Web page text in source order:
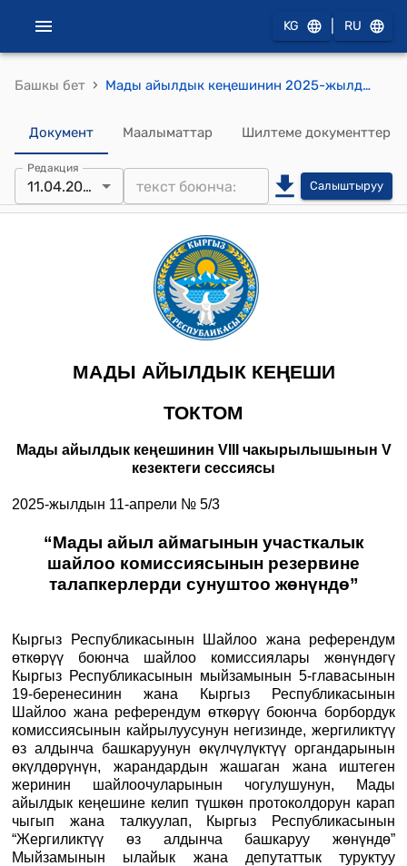
KG RU
Башкы бет › Мады айылдык кеңешинин 2025-жылдын 11-апрели № 5/3 “Мады айыл аймагынын участкалык шайлоо комиссиясынын резервине талапкерлерди сунуштоо жөнүндө” токтому
Документ Маалыматтар Шилтеме документтер
Редакция
11.04.2025 Салыштыруу